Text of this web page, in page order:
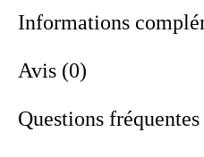
Informations
Avis (0)
Questions fréquentes